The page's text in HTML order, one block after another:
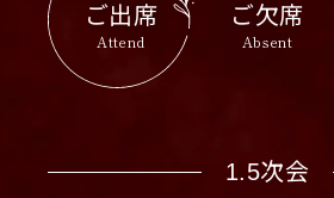
ご出席
Attend
ご欠席
Absent
1.5次会